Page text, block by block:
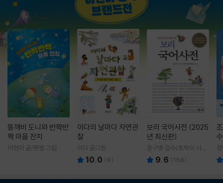
똥깨비 도니와 반짝반
짝 마을 잔치
이현아 글/핸짱 그림
이다의 날마다 자연관
찰
이다 글그림
10.0 (9)
보리 국어사전 (2025
년 최신판)
윤구병 감수/토박이 사전
편찬실 편
9.6 (158)